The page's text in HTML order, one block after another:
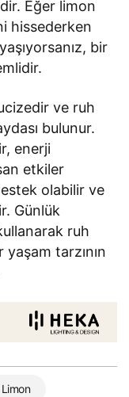
Eğer limon
hissederken
bir
ve ruh
bulunur.
enerji
etkiler
olabilir ve
Günlük
ruh
tarzının